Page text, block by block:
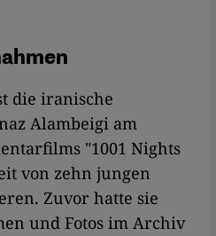
die iranische
Alambeigi am
"1001 Nights
von zehn jungen
Zuvor hatte sie
und Fotos im Archiv